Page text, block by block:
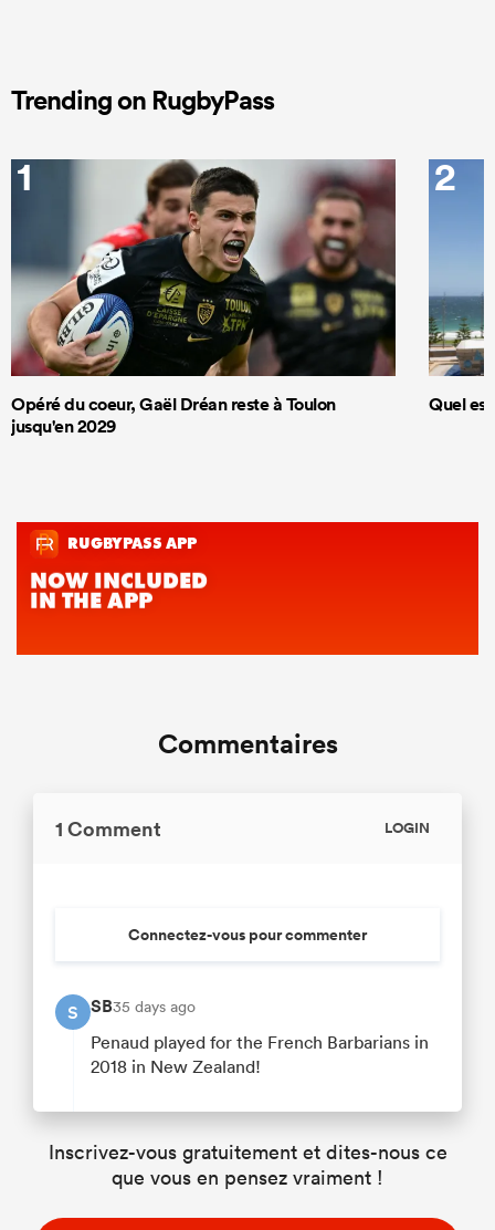
Trending on RugbyPass
1
Opéré du coeur, Gaël Dréan reste à Toulon
jusqu'en 2029
2
Quel
Commentaires
1 Comment LOGIN
Connectez-vous pour commenter
S SB35 days ago
Penaud played for the French Barbarians in
2018 in New Zealand!
Inscrivez-vous gratuitement et dites-nous ce
que vous en pensez vraiment !